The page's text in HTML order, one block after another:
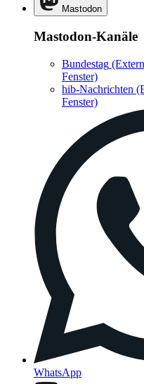
Mastodon
Mastodon-Kanäle
Bundestag
Fenster)
hib-Nachrichten
Fenster)
WhatsApp